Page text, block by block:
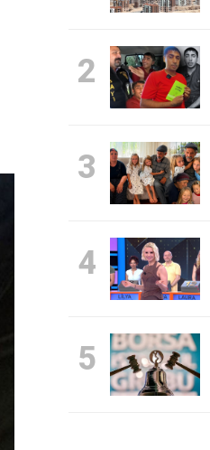
2
3
4
5